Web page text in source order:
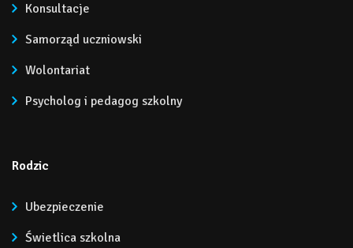
Konsultacje
Samorząd uczniowski
Wolontariat
Psycholog i pedagog szkolny
Rodzic
Ubezpieczenie
Świetlica szkolna